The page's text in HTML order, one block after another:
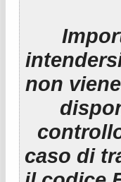
non
caso di